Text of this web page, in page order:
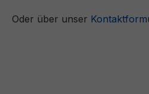
Oder über unser